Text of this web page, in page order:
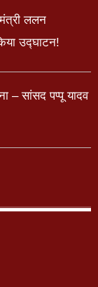
ललन
उद्घाटन!
– सांसद पप्पू यादव